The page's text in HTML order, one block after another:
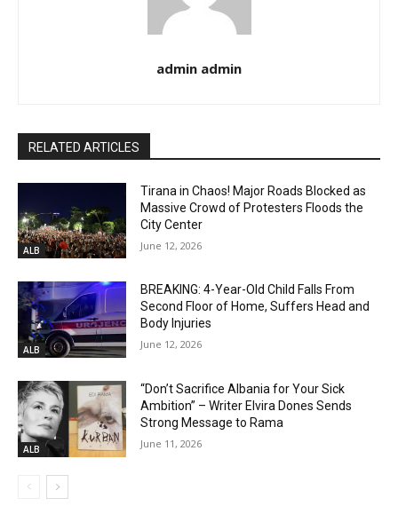
admin admin
RELATED ARTICLES
ALB
Tirana in Chaos! Major Roads Blocked as
Massive Crowd of Protesters Floods the
City Center
June 12, 2026
ALB
BREAKING: 4-Year-Old Child Falls From
Second Floor of Home, Suffers Head and
Body Injuries
June 12, 2026
ALB
“Don’t Sacrifice Albania for Your Sick
Ambition” – Writer Elvira Dones Sends
Strong Message to Rama
June 11, 2026